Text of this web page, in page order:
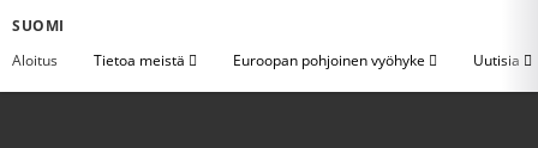
SUOMI
Aloitus
Tietoa meistä Euroopan pohjoinen vyöhyke Uutisia